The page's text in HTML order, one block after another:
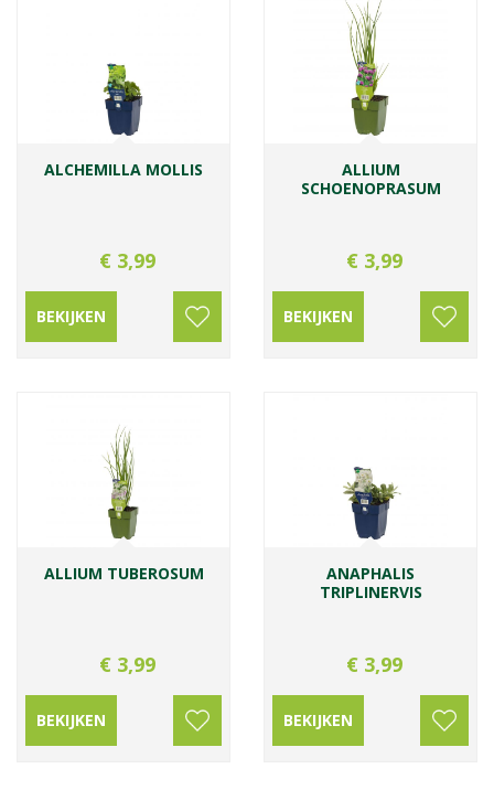
ALCHEMILLA MOLLIS
€ 3,99
BEKIJKEN
ALLIUM
SCHOENOPRASUM
€ 3,99
BEKIJKEN
ALLIUM TUBEROSUM
€ 3,99
BEKIJKEN
ANAPHALIS
TRIPLINERVIS
€ 3,99
BEKIJKEN